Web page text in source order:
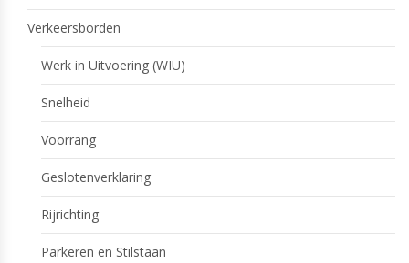
Verkeersborden
Werk in Uitvoering (WIU)
Snelheid
Voorrang
Geslotenverklaring
Rijrichting
Parkeren en Stilstaan